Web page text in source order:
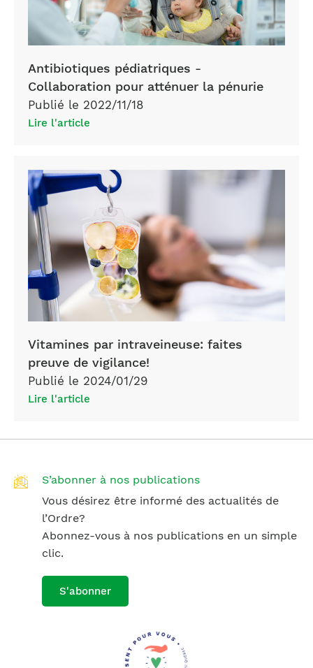
Antibiotiques pédiatriques -
Collaboration pour atténuer la pénurie
Publié le 2022/11/18
Lire l'article
Vitamines par intraveineuse: faites
preuve de vigilance!
Publié le 2024/01/29
Lire l'article
S’abonner à nos publications
Vous désirez être informé des actualités de
l’Ordre?
Abonnez-vous à nos publications en un simple
clic.
S'abonner